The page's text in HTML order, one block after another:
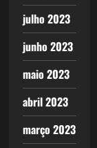
julho 2023
junho 2023
maio 2023
abril 2023
março 2023